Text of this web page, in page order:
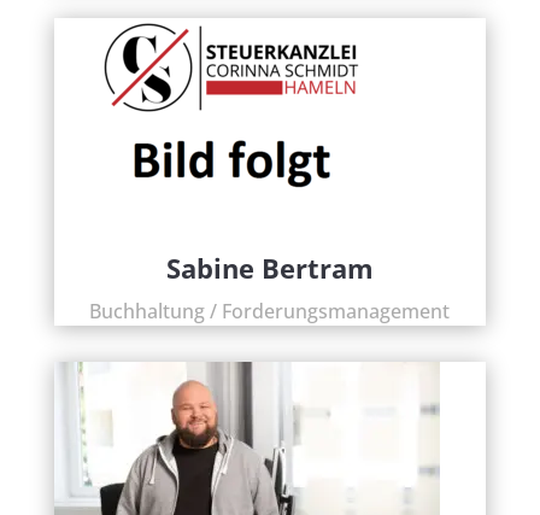
Sabine Bertram
Buchhaltung / Forderungsmanagement